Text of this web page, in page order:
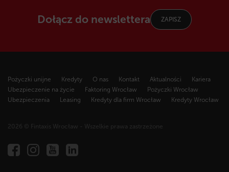
Dołącz do newslettera ZAPISZ
Pożyczki unijne Kredyty O nas Kontakt Aktualności
Kariera
Ubezpieczenie na życie
Faktoring Wrocław
Pożyczki Wrocław
Ubezpieczenia
Leasing Kredyty dla firm Wrocław Kredyty Wrocław
2026 © Fintaxis Wrocław - Wszelkie prawa zastrzeżone